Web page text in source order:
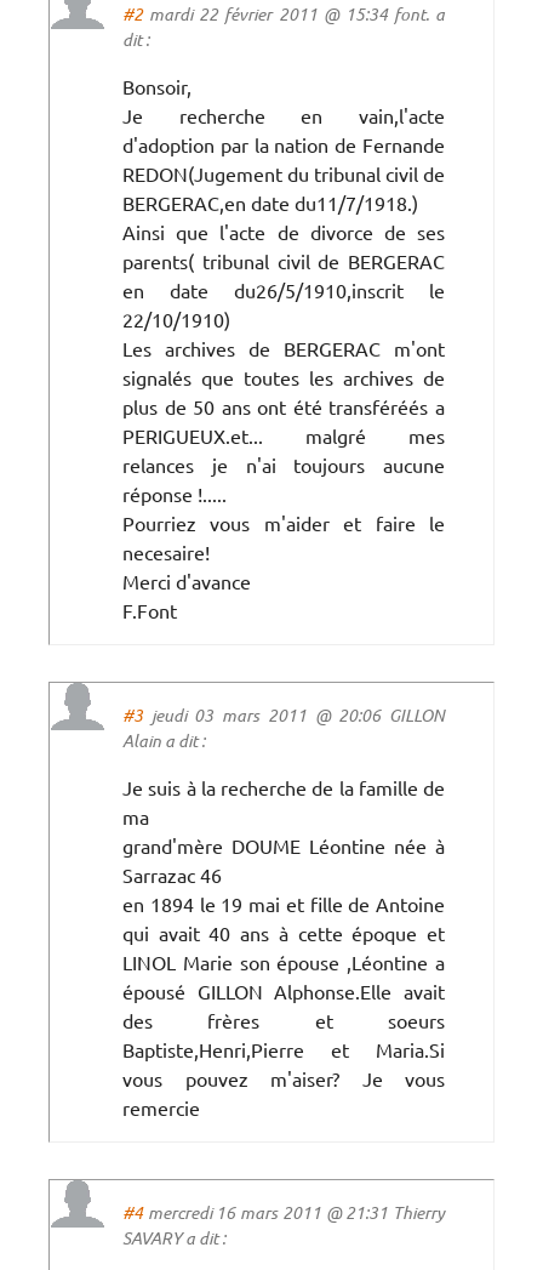
#2mardi 22 février 2011 @ 15:34 font. a
dit :
Bonsoir,
Je recherche en vain,l'acte
d'adoption par la nation de Fernande
REDON(Jugement du tribunal civil de
BERGERAC,en date du11/7/1918.)
Ainsi que l'acte de divorce de ses
parents( tribunal civil de BERGERAC
en date du26/5/1910,inscrit le
22/10/1910)
Les archives de BERGERAC m'ont
signalés que toutes les archives de
plus de 50 ans ont été transféréés a
PERIGUEUX.et... malgré mes
relances je n'ai toujours aucune
réponse !.....
Pourriez vous m'aider et faire le
necesaire!
Merci d'avance
F.Font
#3 jeudi 03 mars 2011 @ 20:06 GILLON
Alain a dit :
Je suis à la recherche de la famille de
ma
grand'mère DOUME Léontine née à
Sarrazac 46
en 1894 le 19 mai et fille de Antoine
qui avait 40 ans à cette époque et
LINOL Marie son épouse ,Léontine a
épousé GILLON Alphonse.Elle avait
des frères et soeurs
Baptiste,Henri,Pierre et Maria.Si
vous pouvez m'aiser? Je vous
remercie
#4mercredi 16 mars 2011 @ 21:31 Thierry
SAVARY a dit :